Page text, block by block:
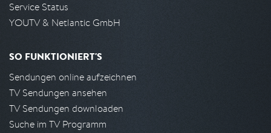
Service Status
YOUTV & Netlantic GmbH
SO FUNKTIONIERT'S
Sendungen online aufzeichnen
TV Sendungen ansehen
TV Sendungen downloaden
Suche im TV Programm